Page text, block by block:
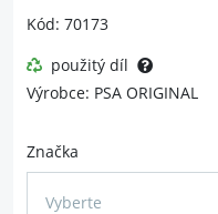
Kód: 70173
použitý díl
Výrobce: PSA ORIGINAL
Značka
Vyberte